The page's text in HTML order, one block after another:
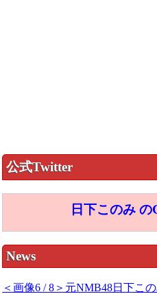
公式Twitter
日下このみ
News
＜画像6 / 8＞元NMB48日下こ